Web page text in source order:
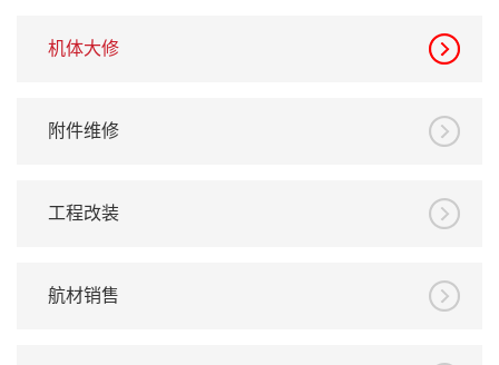
机体大修
附件维修
工程改装
航材销售